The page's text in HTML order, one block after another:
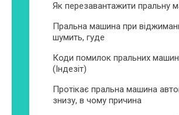
Як перезавантажити пральну
Пральна машина при
шумить, гуде
Коди помилок пральних
(Індезіт)
Протікає пральна машина
знизу, в чому причина